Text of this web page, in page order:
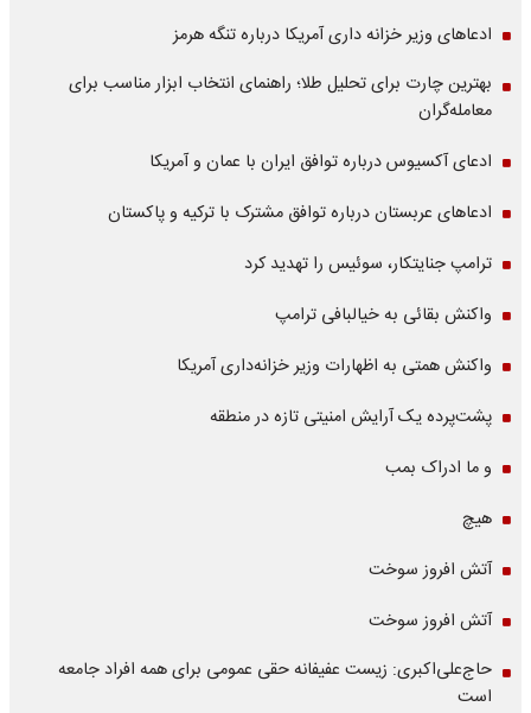
ادعاهای وزیر خزانه داری آمریکا درباره تنگه هرمز
بهترین چارت برای تحلیل طلا؛ راهنمای انتخاب ابزار مناسب برای
معامله‌گران
ادعای آکسیوس درباره توافق ایران با عمان و آمریکا
ادعاهای عربستان درباره توافق مشترک با ترکیه و پاکستان
ترامپ جنایتکار، سوئیس را تهدید کرد
واکنش بقائی به خیالبافی ترامپ
واکنش همتی به اظهارات وزیر خزانه‌داری آمریکا
پشت‌پرده یک آرایش امنیتی تازه در منطقه
و ما ادراک بمب
هیچ
آتش افروز سوخت
آتش افروز سوخت
حاج‌علی‌اکبری: زیست عفیفانه حقی عمومی برای همه افراد جامعه
است